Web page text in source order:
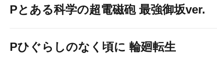
Pとある科学の超電磁砲 最強御坂ver.
Pひぐらしのなく頃に 輪廻転生